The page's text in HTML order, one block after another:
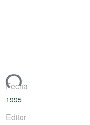
Fecha
1995
Editor